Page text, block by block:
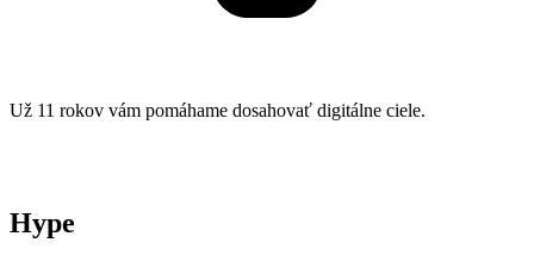
Už 11 rokov vám pomáhame dosahovať digitálne ciele.
Hype